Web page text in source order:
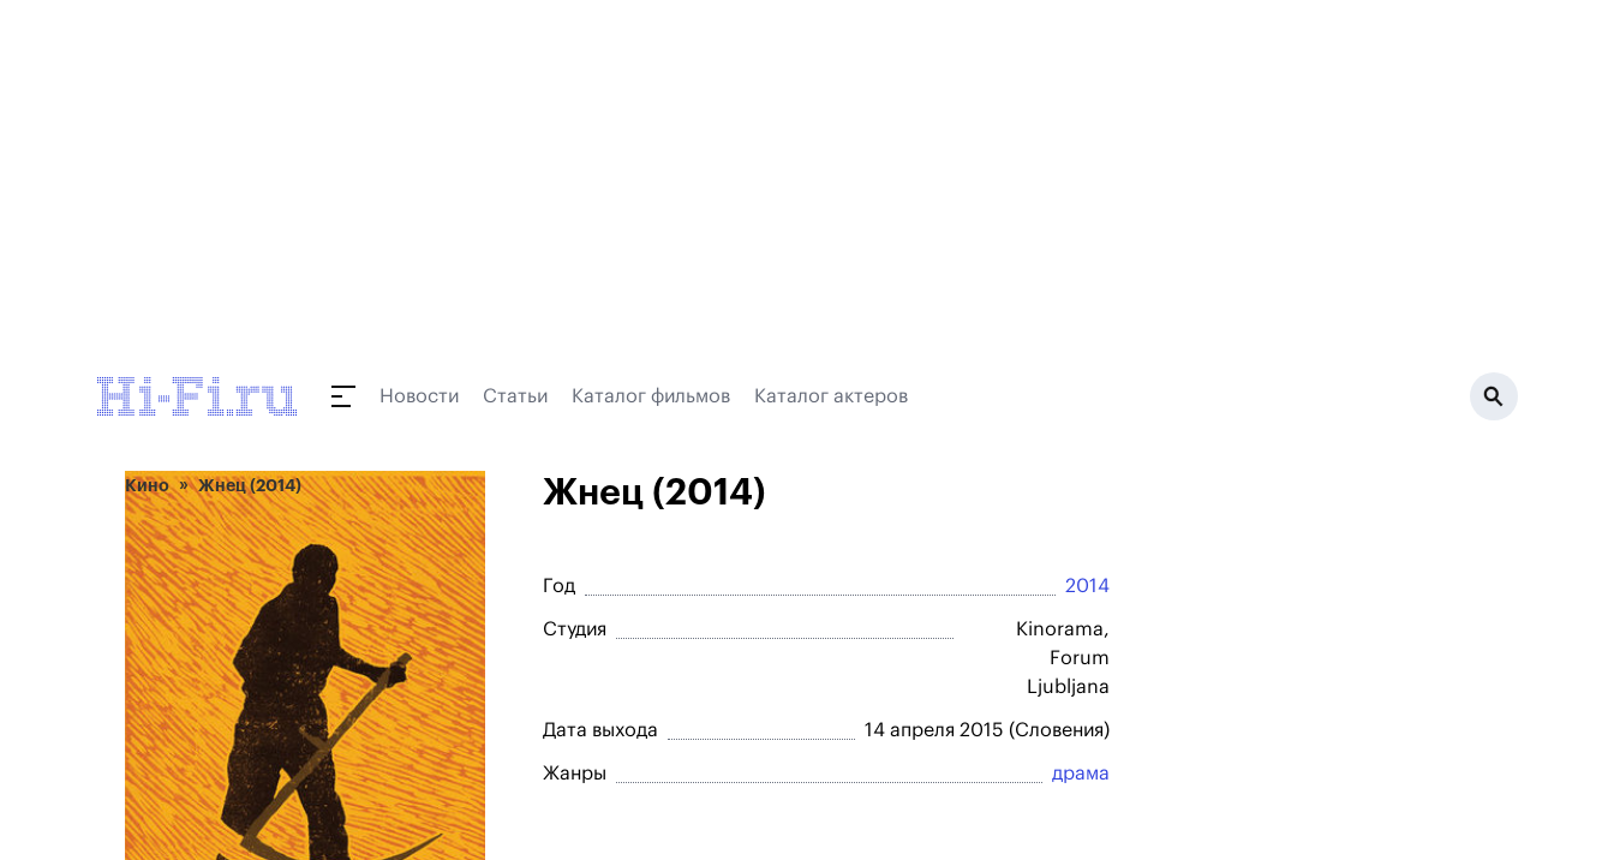
Новости Статьи Каталог фильмов Каталог актеров
Кино Жнец (2014) Жнец (2014)
Год 2014
Студия
Kinorama,
Forum
Ljubljana
Дата выхода 14 апреля 2015 (Словения)
Жанры драма